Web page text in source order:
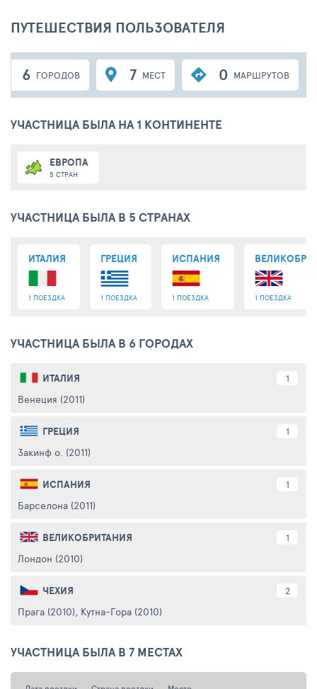
ПУТЕШЕСТВИЯ ПОЛЬЗОВАТЕЛЯ
6 ГОРОДОВ 7 МЕСТ 0 МАРШРУТОВ
УЧАСТНИЦА БЫЛА НА 1 КОНТИНЕНТЕ
ЕВРОПА
5 СТРАН
УЧАСТНИЦА БЫЛА В 5 СТРАНАХ
ИТАЛИЯ
1 ПОЕЗДКА
ГРЕЦИЯ
1 ПОЕЗДКА
ИСПАНИЯ
1 ПОЕЗДКА 1 ПОЕЗДКА
УЧАСТНИЦА БЫЛА В 6 ГОРОДАХ
ИТАЛИЯ 1
Венеция (2011)
ГРЕЦИЯ 1
Закинф о. (2011)
ИСПАНИЯ 1
Барселона (2011)
ВЕЛИКОБРИТАНИЯ 1
Лондон (2010)
ЧЕХИЯ 2
Прага (2010), Кутна-Гора (2010)
УЧАСТНИЦА БЫЛА В 7 МЕСТАХ